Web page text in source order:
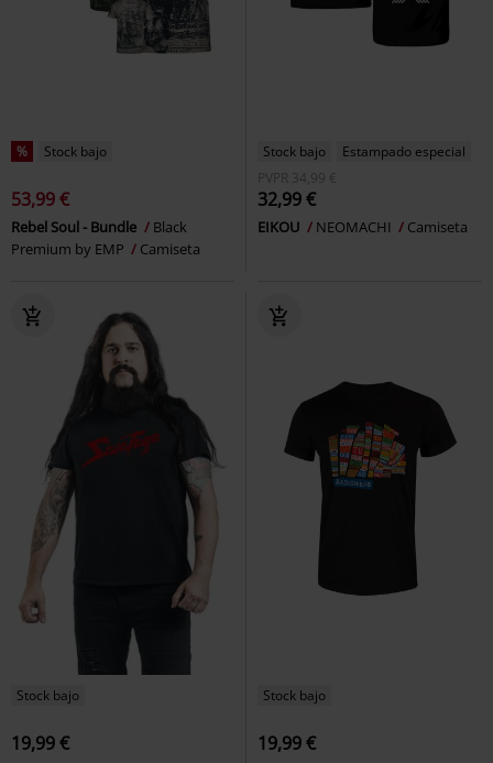
% Stock bajo
53,99 €
Rebel Soul - Bundle
Black
Premium by EMP
Camiseta
Stock bajo
Estampado especial
PVPR 34,99 €
32,99 €
EIKOU NEOMACHI Camiseta
Stock bajo
19,99 €
Stock bajo
19,99 €